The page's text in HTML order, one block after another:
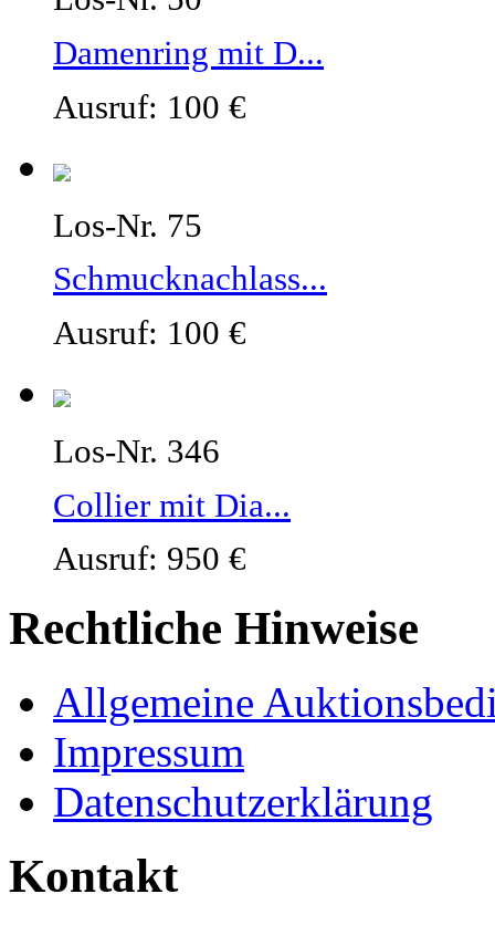
Damenring mit D...
Ausruf: 100 €
Los-Nr. 75
Schmucknachlass...
Ausruf: 100 €
Los-Nr. 346
Collier mit Dia...
Ausruf: 950 €
Rechtliche Hinweise
Allgemeine
Impressum
Datenschutzerklärung
Kontakt